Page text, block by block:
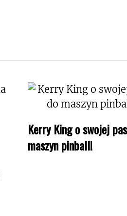
Kerry King o swojej
maszyn pinball!